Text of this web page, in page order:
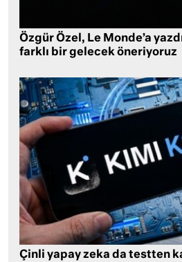
Özgür Özel, Le Monde’a
farklı bir gelecek öneriyoruz
Çinli yapay zeka da testten